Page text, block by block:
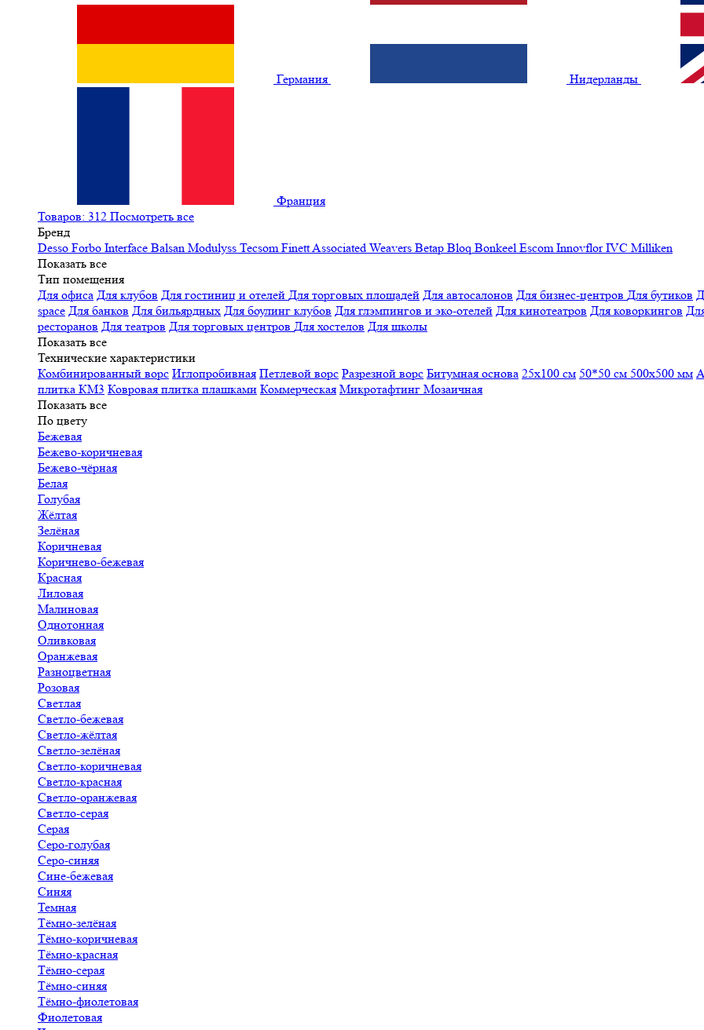
Германия Нидерланды
Франция
Товаров: 312 Посмотреть все
Бренд
Desso Forbo Interface Balsan Modulyss Tecsom FinettAssociated Weavers Betap Bloq Bonkeel Escom Innovflor IVC Milliken
Показать все
Тип помещения
Для офиса Для клубов Для гостиниц и отелей Для торговых площадей Для автосалонов Для бизнес-центров Для бутиков
space Для банков Для бильярдных Для боулинг клубов Для глэмпингов и эко-отелей Для кинотеатров Для коворкингов
ресторанов Для театров Для торговых центров Для хостелов Для школы
Показать все
Технические характеристики
Комбинированный ворс Иглопробивная Петлевой ворс Разрезной ворс Битумная основа 25x100 см 50*50 см 500х500 мм
плитка КМ3 Ковровая плитка плашками Коммерческая Микротафтинг Мозаичная
Показать все
По цвету
Бежевая
Бежево-коричневая
Бежево-чёрная
Белая
Голубая
Жёлтая
Зелёная
Коричневая
Коричнево-бежевая
Красная
Лиловая
Малиновая
Однотонная
Оливковая
Оранжевая
Разноцветная
Розовая
Светлая
Светло-бежевая
Светло-жёлтая
Светло-зелёная
Светло-коричневая
Светло-красная
Светло-оранжевая
Светло-серая
Серая
Серо-голубая
Серо-синяя
Сине-бежевая
Синяя
Темная
Тёмно-зелёная
Тёмно-коричневая
Тёмно-красная
Тёмно-серая
Тёмно-синяя
Тёмно-фиолетовая
Фиолетовая